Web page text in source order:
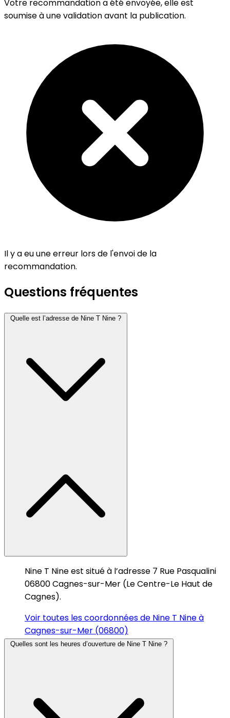
Votre recommandation a été envoyée, elle est
soumise à une validation avant la publication.
Il y a eu une erreur lors de l'envoi de la
recommandation.
Questions fréquentes
Quelle est l’adresse de Nine T Nine ?
Nine T Nine est situé à l’adresse 7 Rue Pasqualini
06800 Cagnes-sur-Mer (Le Centre-Le Haut de
Cagnes).
Voir toutes les coordonnées de Nine T Nine à
Cagnes-sur-Mer (06800)
Quelles sont les heures d’ouverture de Nine T Nine ?